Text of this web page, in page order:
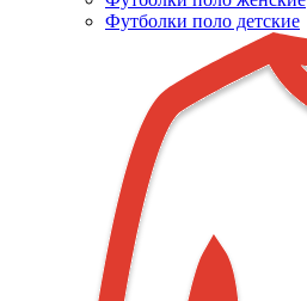
Футболки поло детские